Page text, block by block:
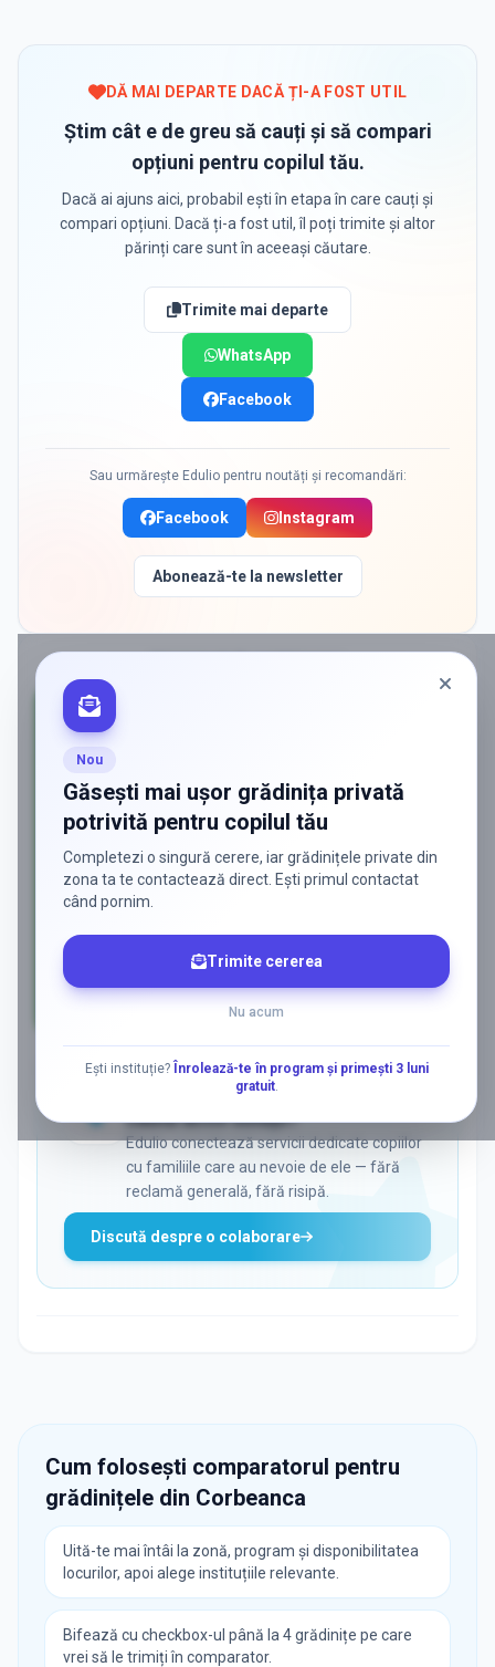
DĂ MAI DEPARTE DACĂ ȚI-A FOST UTIL
Știm cât e de greu să cauți și să compari
opțiuni pentru copilul tău.
Dacă ai ajuns aici, probabil ești în etapa în care cauți și
compari opțiuni. Dacă ți-a fost util, îl poți trimite și altor
părinți care sunt în aceeași căutare.
Trimite mai departe
WhatsApp
Facebook
Sau urmărește Edulio pentru noutăți și recomandări:
Facebook Instagram
Abonează-te la newsletter
Nou
Găsești mai ușor grădinița privată
potrivită pentru copilul tău
Completezi o singură cerere, iar grădinițele private din
zona ta te contactează direct. Ești primul contactat
când pornim.
Trimite cererea
Nu acum
Ești instituție?
Înrolează-te în program și primești 3 luni
gratuit.
Vrei să ajungi la părinții care
caută activ soluții?
Edulio conectează servicii dedicate copiilor
cu familiile care au nevoie de ele — fără
reclamă generală, fără risipă.
Discută despre o colaborare
Cum folosești comparatorul pentru
grădinițele din Corbeanca
Uită-te mai întâi la zonă, program și disponibilitatea
locurilor, apoi alege instituțiile relevante.
Bifează cu checkbox-ul până la 4 grădinițe pe care
vrei să le trimiți în comparator.